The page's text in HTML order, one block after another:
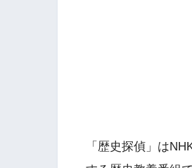
「歴史探偵」は